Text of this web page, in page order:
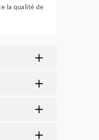
la qualité de